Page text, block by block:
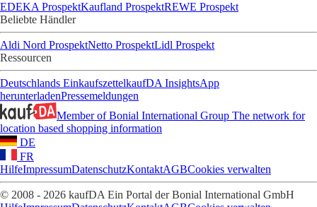
EDEKA ProspektKaufland ProspektREWE Prospekt
Beliebte Händler
Aldi Nord ProspektNetto ProspektLidl Prospekt
Ressourcen
Deutschlands EinkaufszettelkaufDA InsightsApp
herunterladenPressemeldungen
Member of Bonial International Group The network for
location based shopping information
DE
FR
HilfeImpressumDatenschutzKontaktAGBCookies verwalten
© 2008 - 2026 kaufDA Ein Portal der Bonial International GmbH